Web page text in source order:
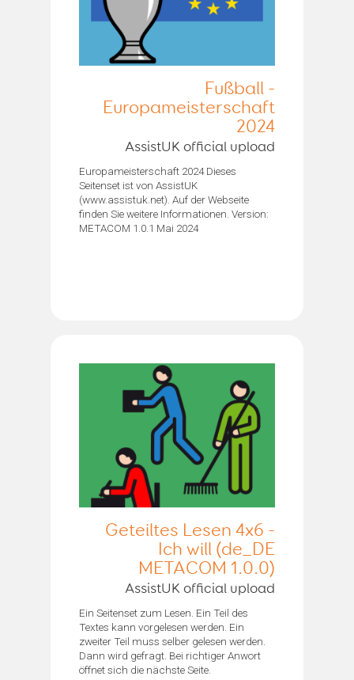
Fußball -
Europameisterschaft
2024
AssistUK official upload
Europameisterschaft 2024 Dieses
Seitenset ist von AssistUK
(www.assistuk.net). Auf der Webseite
finden Sie weitere Informationen. Version:
METACOM 1.0.1 Mai 2024
Geteiltes Lesen 4x6 -
Ich will (de_DE
METACOM 1.0.0)
AssistUK official upload
Ein Seitenset zum Lesen. Ein Teil des
Textes kann vorgelesen werden. Ein
zweiter Teil muss selber gelesen werden.
Dann wird gefragt. Bei richtiger Anwort
öffnet sich die nächste Seite.